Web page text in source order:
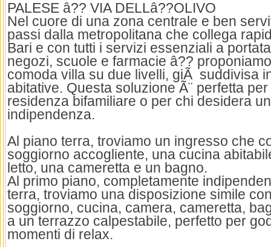
PALESE â?? VIA DELLâ??OLIVO
Nel cuore di una zona centrale e ben
passi dalla metropolitana che collega
Bari e con tutti i servizi essenziali a
negozi, scuole e farmacie â??
comoda villa su due livelli, giÃ suddivisa
abitative. Questa soluzione Ã¨ perfetta
residenza bifamiliare o per chi desidera
indipendenza.
Al piano terra, troviamo un ingresso che
soggiorno accogliente, una cucina
letto, una cameretta e un bagno.
Al primo piano, completamente
terra, troviamo una disposizione simile
soggiorno, cucina, camera, cameretta,
a un terrazzo calpestabile, perfetto per
momenti di relax.